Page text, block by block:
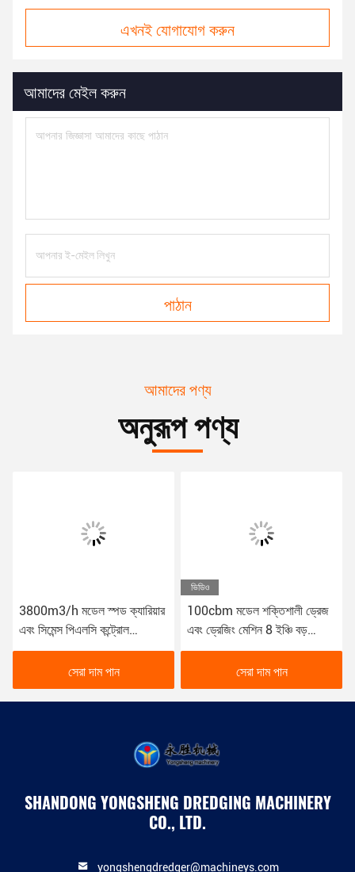
এখনই যোগাযোগ করুন
আমাদের মেইল করুন
পাঠান
আমাদের পণ্য
অনুরূপ পণ্য
3800m3/h মডেল স্পড ক্যারিয়ার
এবং সিমেন্স পিএলসি কন্ট্রোল
সিস্টেমের সাথে ড্রেজ
সেরা দাম পান
ভিডিও
100cbm মডেল শক্তিশালী ড্রেজ
এবং ড্রেজিং মেশিন 8 ইঞ্চি বড়
আকারের ড্রেজিং প্রকল্প এবং
কাজগুলির জন্যসেরা দাম পান
SHANDONG YONGSHENG DREDGING MACHINERY
CO., LTD.
yongshengdredger@machineys.com